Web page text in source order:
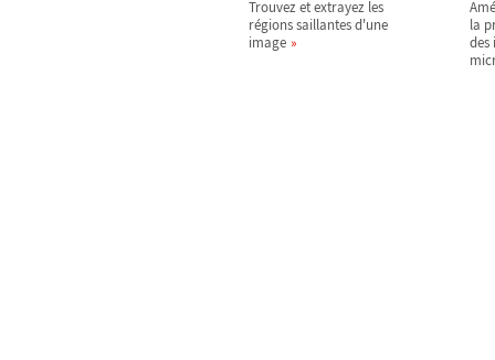
Trouvez et extrayez les
régions saillantes d'une
image
la
des